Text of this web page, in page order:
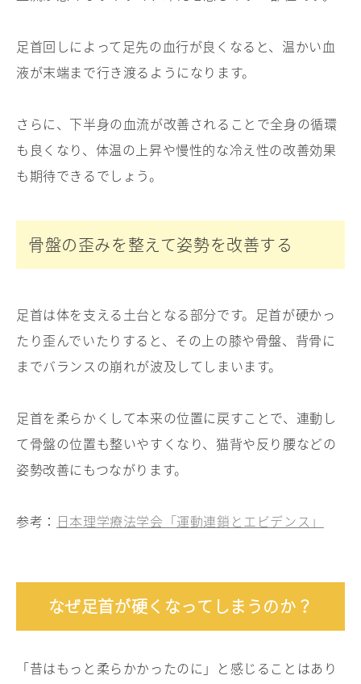
足首回しによって足先の血行が良くなると、温かい血
液が末端まで行き渡るようになります。
さらに、下半身の血流が改善されることで全身の循環
も良くなり、体温の上昇や慢性的な冷え性の改善効果
も期待できるでしょう。
骨盤の歪みを整えて姿勢を改善する
足首は体を支える土台となる部分です。足首が硬かっ
たり歪んでいたりすると、その上の膝や骨盤、背骨に
までバランスの崩れが波及してしまいます。
足首を柔らかくして本来の位置に戻すことで、連動し
て骨盤の位置も整いやすくなり、猫背や反り腰などの
姿勢改善にもつながります。
参考： 日本理学療法学会「運動連鎖とエビデンス」
なぜ足首が硬くなってしまうのか？
「昔はもっと柔らかかったのに」と感じることはあり